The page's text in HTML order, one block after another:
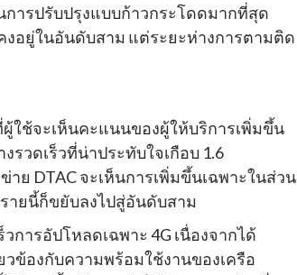
การปรับปรุงแบบก้าวกระโดดมากที่สุด
งอยู่ในอันดับสาม แต่ระยะห่างการตามติด
ใช้จะเห็นคะแนนของผู้ให้บริการเพิ่มขึ้น
วดเร็วที่น่าประทับใจเกือบ 1.6
ย DTAC จะเห็นการเพิ่มขึ้นเฉพาะในส่วน
ายนี้ก็ขยับลงไปสู่อันดับสาม
ารอัปโหลดเฉพาะ 4G เนื่องจากได้
วข้องกับความพร้อมใช้งานของเครือ